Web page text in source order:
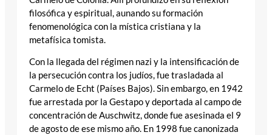
filosófica y espiritual, aunando su formación
fenomenológica con la mística cristiana y la
metafísica tomista.
Con la llegada del régimen nazi y la intensificación de
la persecución contra los judíos, fue trasladada al
Carmelo de Echt (Países Bajos). Sin embargo, en 1942
fue arrestada por la Gestapo y deportada al campo de
concentración de Auschwitz, donde fue asesinada el 9
de agosto de ese mismo año. En 1998 fue canonizada